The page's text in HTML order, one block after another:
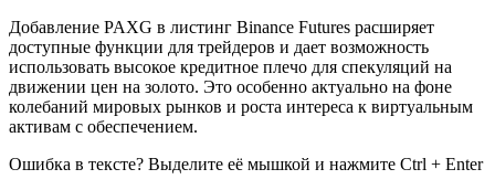
Добавление PAXG в листинг Binance Futures расширяет
доступные функции для трейдеров и дает возможность
использовать высокое кредитное плечо для спекуляций на
движении цен на золото. Это особенно актуально на фоне
колебаний мировых рынков и роста интереса к виртуальным
активам с обеспечением.
Ошибка в тексте? Выделите её мышкой и нажмите Ctrl + Enter